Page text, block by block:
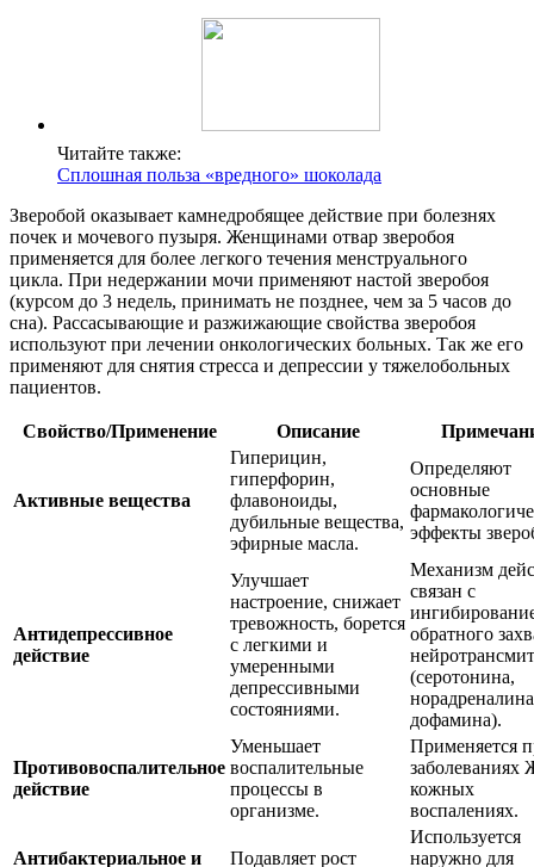
Читайте также:
Сплошная польза «вредного» шоколада
Зверобой оказывает камнедробящее действие при болезнях
почек и мочевого пузыря. Женщинами отвар зверобоя
применяется для более легкого течения менструального
цикла. При недержании мочи применяют настой зверобоя
(курсом до 3 недель, принимать не позднее, чем за 5 часов до
сна). Рассасывающие и разжижающие свойства зверобоя
используют при лечении онкологических больных. Так же его
применяют для снятия стресса и депрессии у тяжелобольных
пациентов.
Свойство/Применение Описание
Активные вещества
Гиперицин,
гиперфорин,
флавоноиды,
дубильные вещества,
эфирные масла.
Определяют
основные
эффекты
Антидепрессивное
действие
Улучшает
настроение, снижает
тревожность, борется
с легкими и
умеренными
депрессивными
состояниями.
Механизм
связан с
обратного
(серотонина,
дофамина).
Противовоспалительное
действие
Уменьшает
воспалительные
процессы в
организме.
Применяется
заболеваниях
кожных
воспалениях.
Антибактериальное и Подавляет рост
Используется
наружно для